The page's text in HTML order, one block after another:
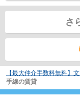
さ
【最大仲介手数料無料】
手線の賃貸